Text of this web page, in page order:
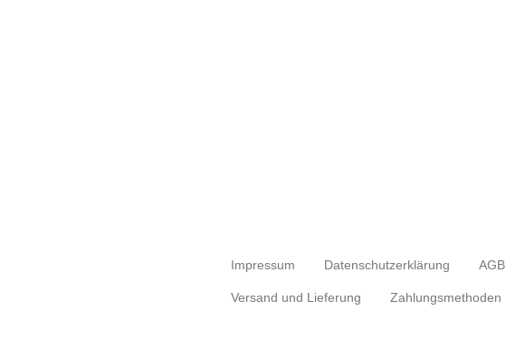
Impressum Datenschutzerklärung AGB
Versand und Lieferung Zahlungsmethoden